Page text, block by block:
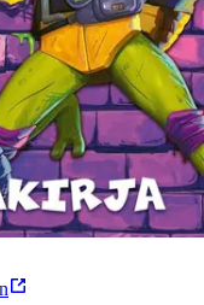
on puutteita tai niitä